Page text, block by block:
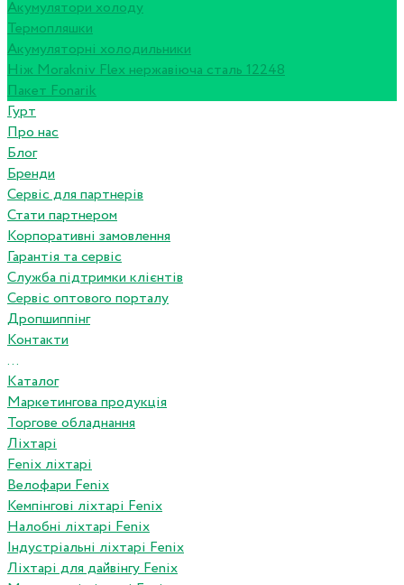
Акумулятори холоду
Термопляшки
Акумуляторні холодильники
Ніж Morakniv Flex нержавіюча сталь 12248
Пакет Fonarik
Гурт
Про нас
Блог
Бренди
Сервіс для партнерів
Стати партнером
Корпоративні замовлення
Гарантія та сервіс
Служба підтримки клієнтів
Сервіс оптового порталу
Дропшиппінг
Контакти
...
Каталог
Маркетингова продукція
Торгове обладнання
Ліхтарі
Fenix ліхтарі
Велофари Fenix
Кемпінгові ліхтарі Fenix
Налобні ліхтарі Fenix
Індустріальні ліхтарі Fenix
Ліхтарі для дайвінгу Fenix